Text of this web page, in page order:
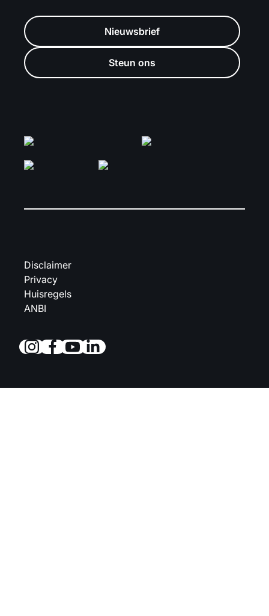
Nieuwsbrief
Steun ons
Disclaimer
Privacy
Huisregels
ANBI